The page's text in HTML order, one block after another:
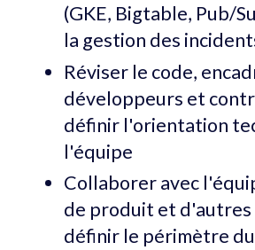
(GKE, Bigtable, Pub/
la gestion des
Réviser le code,
développeurs et
définir l'orientation
l'équipe
Collaborer avec
de produit et d'autres
définir le périmètre